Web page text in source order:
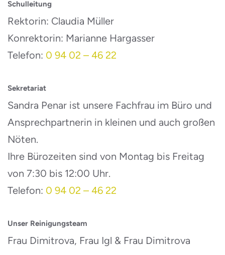
Schulleitung
Rektorin: Claudia Müller
Konrektorin: Marianne Hargasser
Telefon: 0 94 02 – 46 22
Sekretariat
Sandra Penar ist unsere Fachfrau im Büro und
Ansprechpartnerin in kleinen und auch großen
Nöten.
Ihre Bürozeiten sind von Montag bis Freitag
von 7:30 bis 12:00 Uhr.
Telefon: 0 94 02 – 46 22
Unser Reinigungsteam
Frau Dimitrova, Frau Igl & Frau Dimitrova